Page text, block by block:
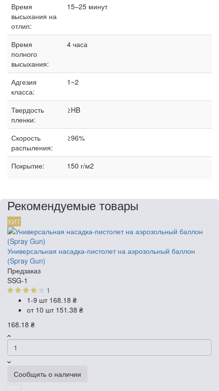
Время
высыхания на
отлип:
15–25 минут
Время
полного
высыхания:
4 часа
Адгезия
класса:
1~2
Твердость
пленки:
≥HB
Скорость
распыления:
≥96%
Покрытие: 150 г/м2
Рекомендуемые товары
ХИТ
Универсальная насадка-пистолет на аэрозольный баллон
(Spray Gun)
Предзаказ
SSG-1
1
1-9 шт 168.18 ₴
от 10 шт 151.38 ₴
168.18 ₴
Сообщить о наличии